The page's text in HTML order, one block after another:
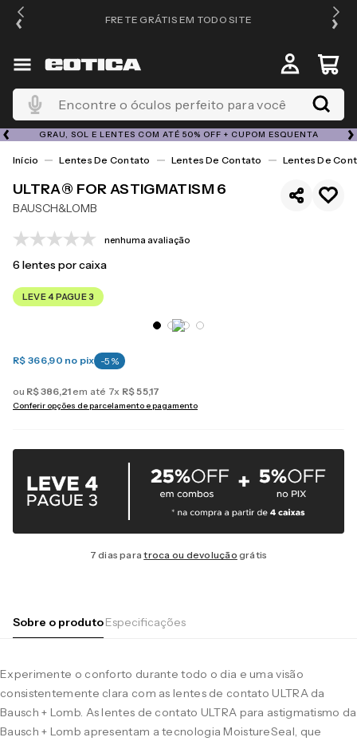
FRETE GRÁTIS EM TODO SITE
Encontre o óculos perfeito para você
GRAU, SOL E LENTES COM ATÉ 50% OFF + CUPOM ESQUENTA
Lentes De Contato Lentes De Contato Lentes De
ULTRA® FOR ASTIGMATISM 6
BAUSCH&LOMB
nenhuma avaliação
6 lentes por caixa
LEVE 4 PAGUE 3
R$ 366,90 no pix -5 %
ou R$386,21 em até 7x R$55,17
Conferir opções de parcelamento e pagamento
7 dias paratroca ou devolução grátis
Sobre o produtoEspecificações
Experimente o conforto durante todo o dia e uma visão
consistentemente clara com as lentes de contato ULTRA da
Bausch + Lomb. As lentes de contato ULTRA para astigmatismo da
Bausch + Lomb apresentam a tecnologia MoistureSeal, que